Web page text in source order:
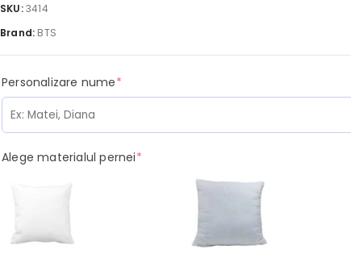
SKU:3414
Brand: BTS
Personalizare nume*(required)
Alege materialul pernei*(required)